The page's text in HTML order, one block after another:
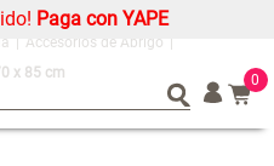
Paga con YAPE
0
Accesorios de Abrigo
x 85 cm